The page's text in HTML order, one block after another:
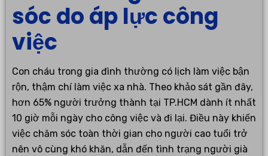
sóc do áp lực công
việc
Con cháu trong gia đình thường có lịch làm việc bận
rộn, thậm chí làm việc xa nhà. Theo khảo sát gần đây,
hơn 65% người trưởng thành tại TP.HCM dành ít nhất
10 giờ mỗi ngày cho công việc và đi lại. Điều này khiến
việc chăm sóc toàn thời gian cho người cao tuổi trở
nên vô cùng khó khăn, dẫn đến tình trạng người già